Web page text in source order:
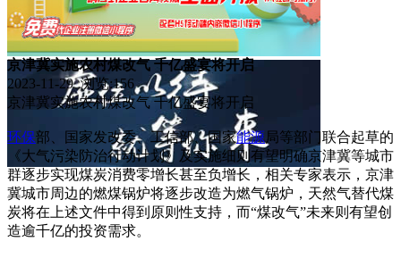
京津冀实施农村煤改气 千亿盛宴将开启
2023-11-29 浏览:156
京津冀实施农村煤改气 千亿盛宴将开启
环保部、国家发改委、工信部、国家能源局等部门联合起草的
《大气污染防治行动计划》及实施细则有望明确京津冀等城市
群逐步实现煤炭消费零增长甚至负增长，相关专家表示，京津
冀城市周边的燃煤锅炉将逐步改造为燃气锅炉，天然气替代煤
炭将在上述文件中得到原则性支持，而“煤改气”未来则有望创
造逾千亿的投资需求。